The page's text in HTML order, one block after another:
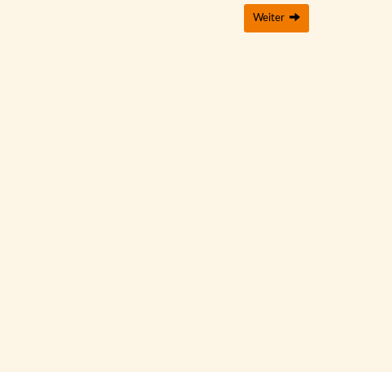
Weiter